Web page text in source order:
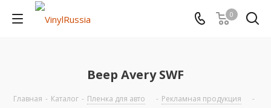
0
Веер Avery SWF
Главная - Каталог - Пленка для авто - Рекламная продукция
-